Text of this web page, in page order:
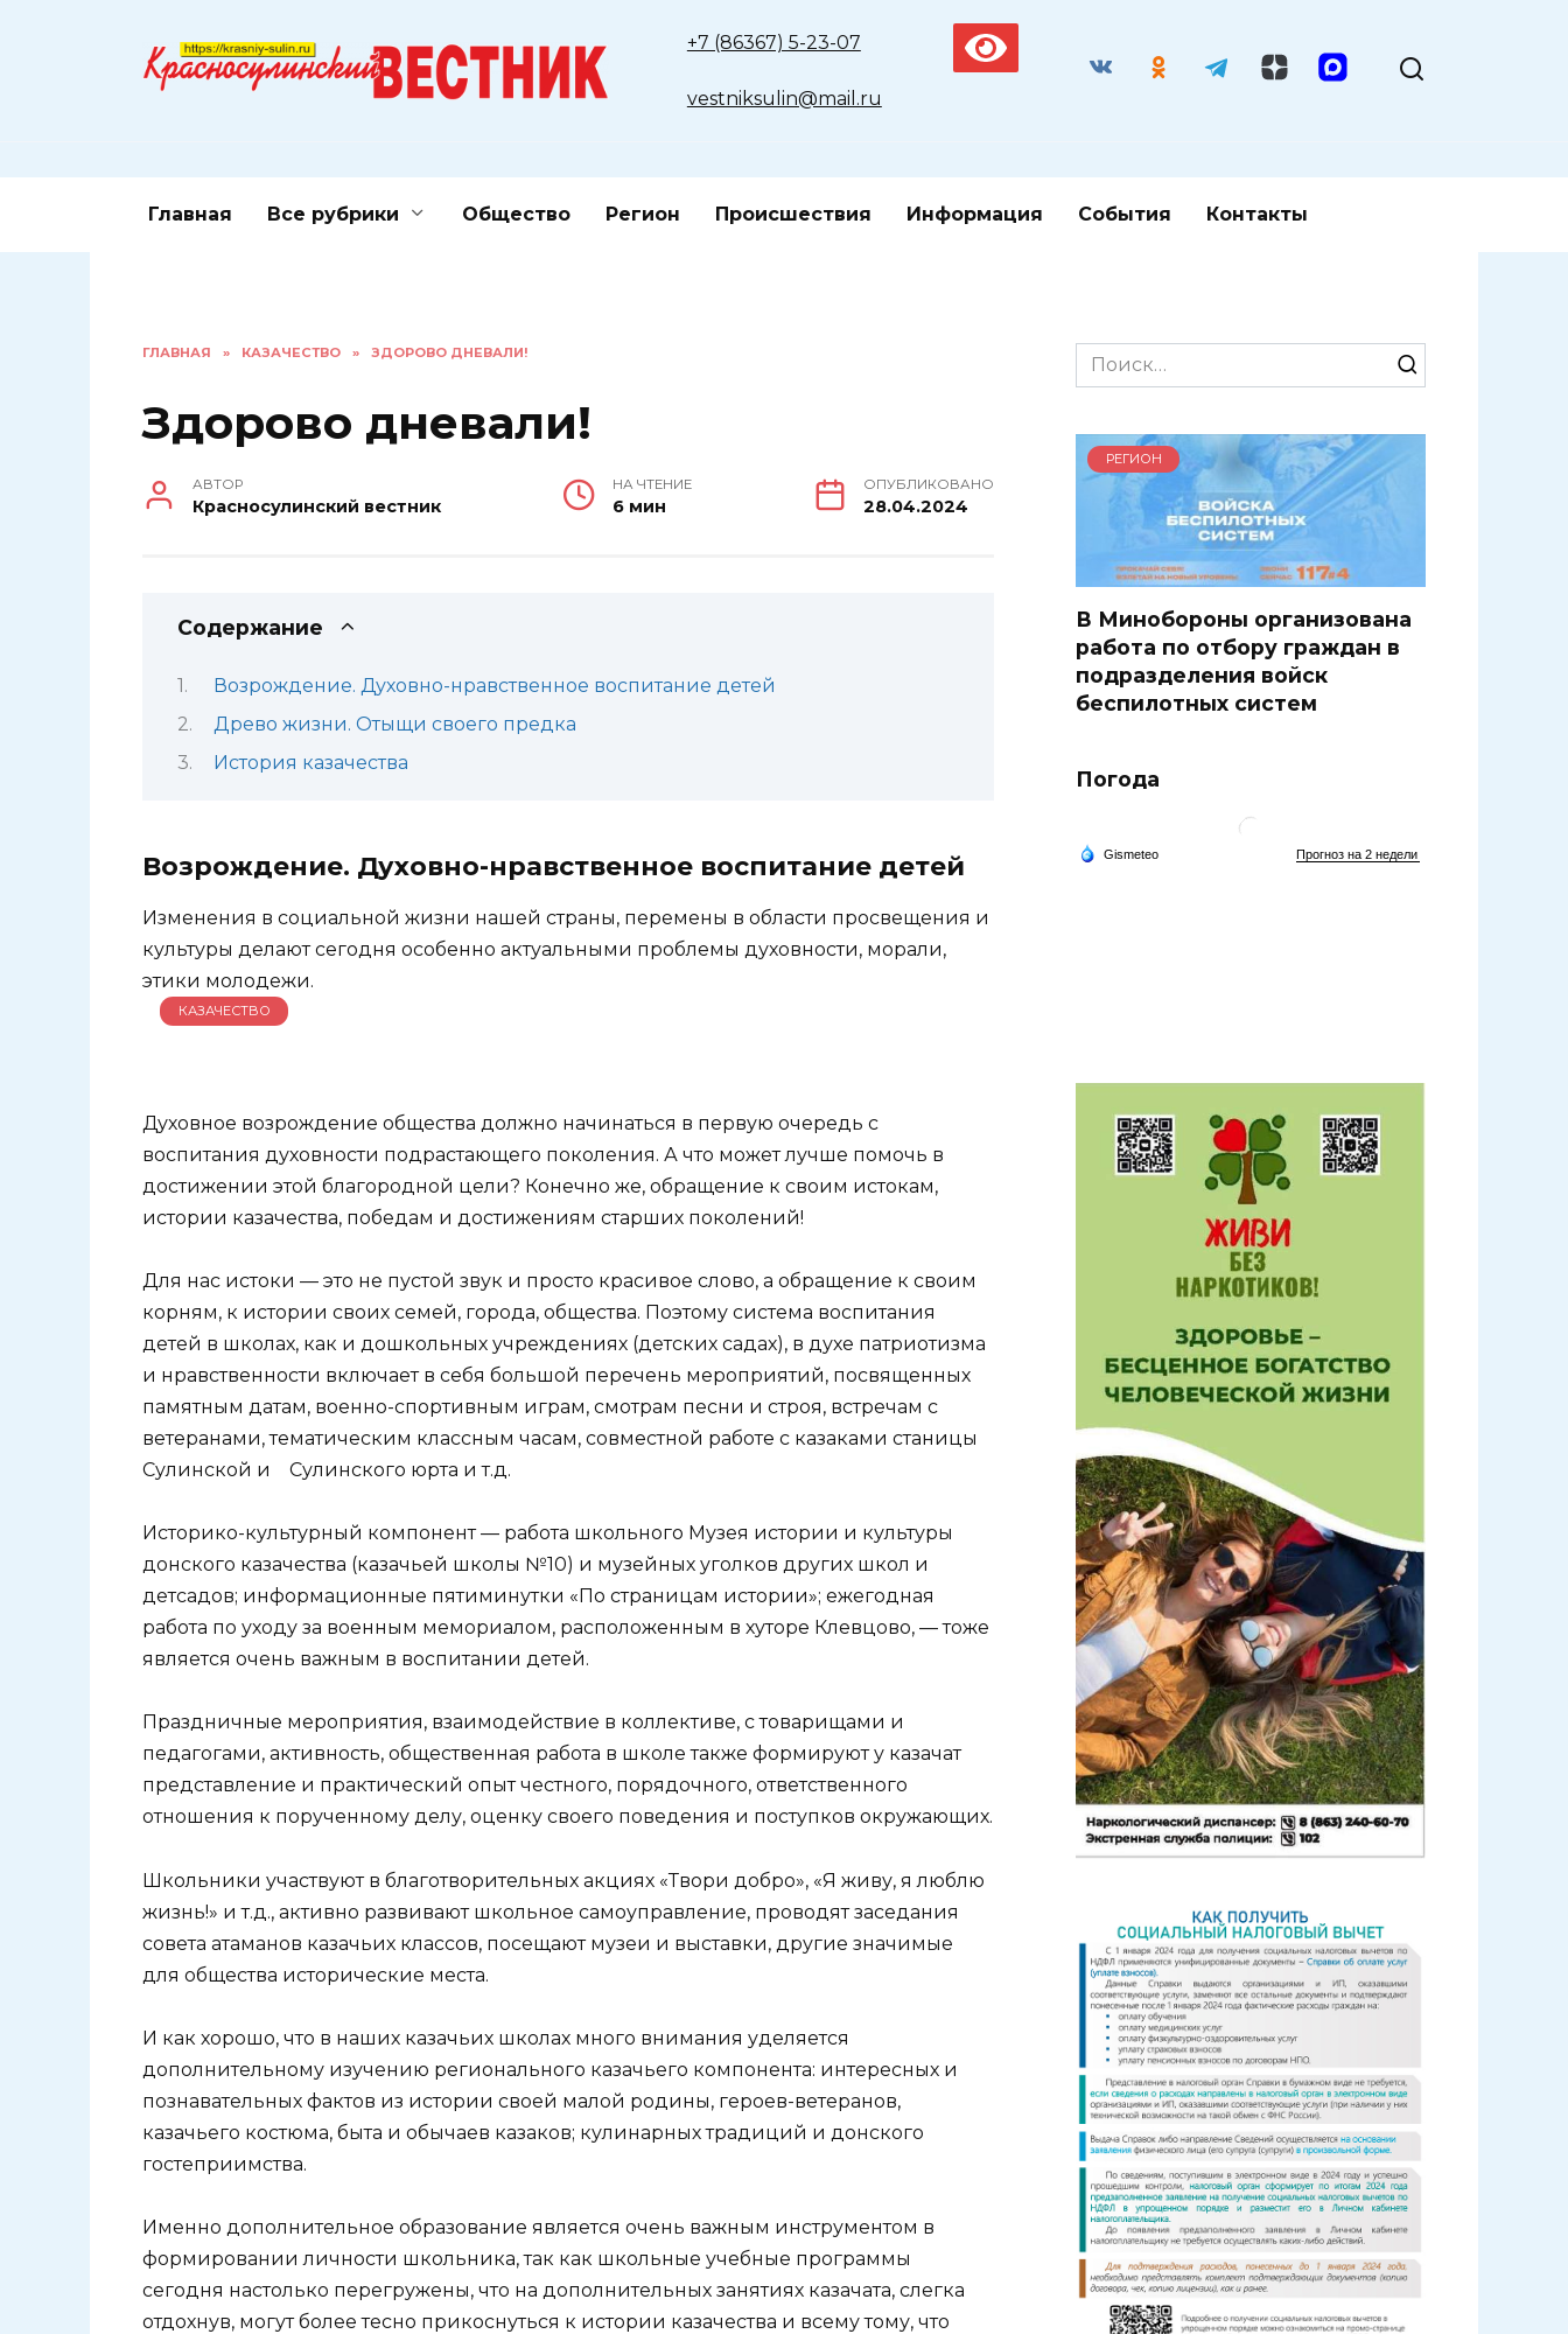
+7 (86367) 5-23-07
vestniksulin@mail.ru
Главная Все рубрики Общество Регион Происшествия Информация События Контакты
ГЛАВНАЯ » КАЗАЧЕСТВО » ЗДОРОВО ДНЕВАЛИ!
Здорово дневали!
АВТОР
Красносулинский вестник
НА ЧТЕНИЕ
6 мин
ОПУБЛИКОВАНО
28.04.2024
Содержание
Возрождение. Духовно-нравственное воспитание детей
Древо жизни. Отыщи своего предка
История казачества
Возрождение. Духовно-нравственное воспитание детей
Изменения в социальной жизни нашей страны, перемены в области просвещения и
культуры делают сегодня особенно актуальными проблемы духовности, морали,
этики молодежи.
КАЗАЧЕСТВО
Духовное возрождение общества должно начинаться в первую очередь с
воспитания духовности подрастающего поколения. А что может лучше помочь в
достижении этой благородной цели? Конечно же, обращение к своим истокам,
истории казачества, победам и достижениям старших поколений!
Для нас истоки — это не пустой звук и просто красивое слово, а обращение к своим
корням, к истории своих семей, города, общества. Поэтому система воспитания
детей в школах, как и дошкольных учреждениях (детских садах), в духе патриотизма
и нравственности включает в себя большой перечень мероприятий, посвященных
памятным датам, военно-спортивным играм, смотрам песни и строя, встречам с
ветеранами, тематическим классным часам, совместной работе с казаками станицы
Сулинской и Сулинского юрта и т.д.
Историко-культурный компонент — работа школьного Музея истории и культуры
донского казачества (казачьей школы №10) и музейных уголков других школ и
детсадов; информационные пятиминутки «По страницам истории»; ежегодная
работа по уходу за военным мемориалом, расположенным в хуторе Клевцово, — тоже
является очень важным в воспитании детей.
Праздничные мероприятия, взаимодействие в коллективе, с товарищами и
педагогами, активность, общественная работа в школе также формируют у казачат
представление и практический опыт честного, порядочного, ответственного
отношения к порученному делу, оценку своего поведения и поступков окружающих.
Школьники участвуют в благотворительных акциях «Твори добро», «Я живу, я люблю
жизнь!» и т.д., активно развивают школьное самоуправление, проводят заседания
совета атаманов казачьих классов, посещают музеи и выставки, другие значимые
для общества исторические места.
И как хорошо, что в наших казачьих школах много внимания уделяется
дополнительному изучению регионального казачьего компонента: интересных и
познавательных фактов из истории своей малой родины, героев-ветеранов,
казачьего костюма, быта и обычаев казаков; кулинарных традиций и донского
гостеприимства.
Именно дополнительное образование является очень важным инструментом в
формировании личности школьника, так как школьные учебные программы
сегодня настолько перегружены, что на дополнительных занятиях казачата, слегка
отдохнув, могут более тесно прикоснуться к истории казачества и всему тому, что
Search
for:
РЕГИОН
В Минобороны организована
работа по отбору граждан в
подразделения войск
беспилотных систем
Погода